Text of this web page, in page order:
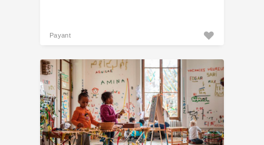
Payant